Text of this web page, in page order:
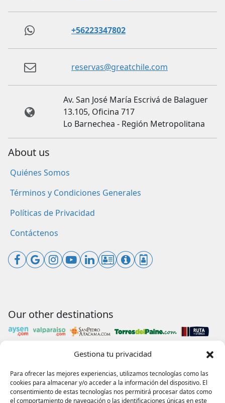
Gestiona tu privacidad
Para ofrecer las mejores experiencias, utilizamos tecnologías como las
cookies para almacenar y/o acceder a la información del dispositivo. El
consentimiento de estas tecnologías nos permitirá procesar datos como
el comportamiento de navegación o las identificaciones únicas en este
+56223347802
reservas@greatchile.com
Av. San José María Escrivá de Balaguer
13.105, Oficina 717
Lo Barnechea - Región Metropolitana
About us
Quiénes Somos
Términos y Condiciones Generales
Políticas de Privacidad
Contáctenos
Our other destinations